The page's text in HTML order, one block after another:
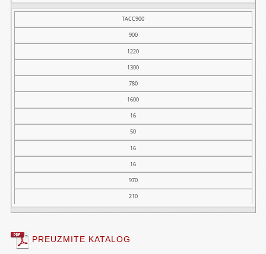
TACC900
900
1220
1300
780
1600
16
50
16
16
970
210
PREUZMITE KATALOG